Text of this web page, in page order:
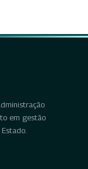
em gestão